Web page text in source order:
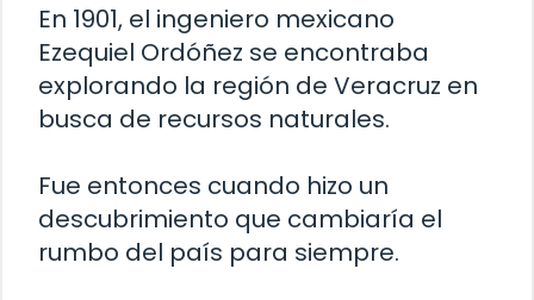
En 1901, el ingeniero mexicano
Ezequiel Ordóñez se encontraba
explorando la región de Veracruz en
busca de recursos naturales.
Fue entonces cuando hizo un
descubrimiento que cambiaría el
rumbo del país para siempre.